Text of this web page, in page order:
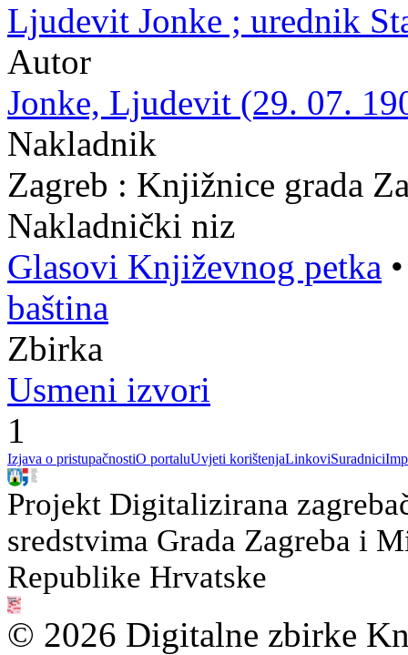
Ljudevit Jonke ; urednik
Autor
Jonke, Ljudevit (29. 07.
Nakladnik
Zagreb : Knjižnice grada
Nakladnički niz
Glasovi Književnog petka
baština
Zbirka
Usmeni izvori
1
Izjava o pristupačnostiO portaluUvjeti korištenjaLinkoviSuradnici
Projekt Digitalizirana
sredstvima Grada Zagreba i
Republike Hrvatske
© 2026 Digitalne zbirke